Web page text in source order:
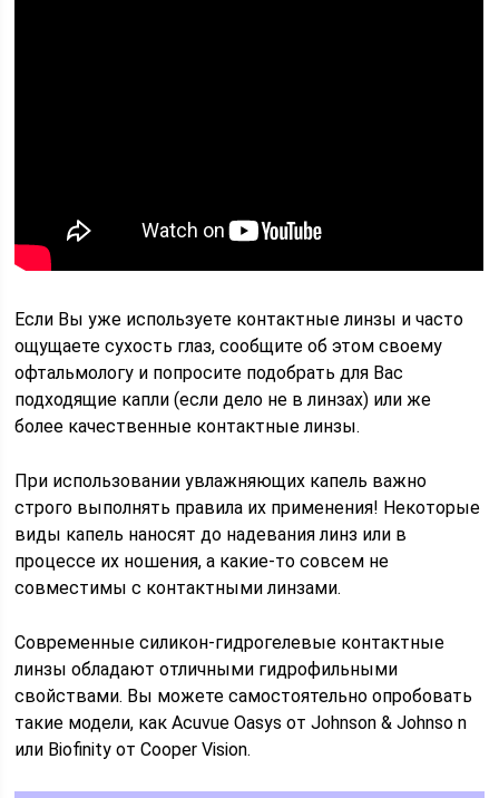
Если Вы уже используете контактные линзы и часто
ощущаете сухость глаз, сообщите об этом своему
офтальмологу и попросите подобрать для Вас
подходящие капли (если дело не в линзах) или же
более качественные контактные линзы.
При использовании увлажняющих капель важно
строго выполнять правила их применения! Некоторые
виды капель наносят до надевания линз или в
процессе их ношения, а какие-то совсем не
совместимы с контактными линзами.
Современные силикон-гидрогелевые контактные
линзы обладают отличными гидрофильными
свойствами. Вы можете самостоятельно опробовать
такие модели, как Acuvue Oasys от Johnson & Johnso n
или Biofinity от Cooper Vision.